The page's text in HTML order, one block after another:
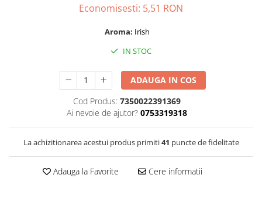
Economisesti: 5,51 RON
Aroma: Irish
IN STOC
ADAUGA IN COS
Cod Produs: 7350022391369
Ai nevoie de ajutor? 0753319318
La achizitionarea acestui produs primiti41 puncte de fidelitate
Adauga la Favorite Cere informatii